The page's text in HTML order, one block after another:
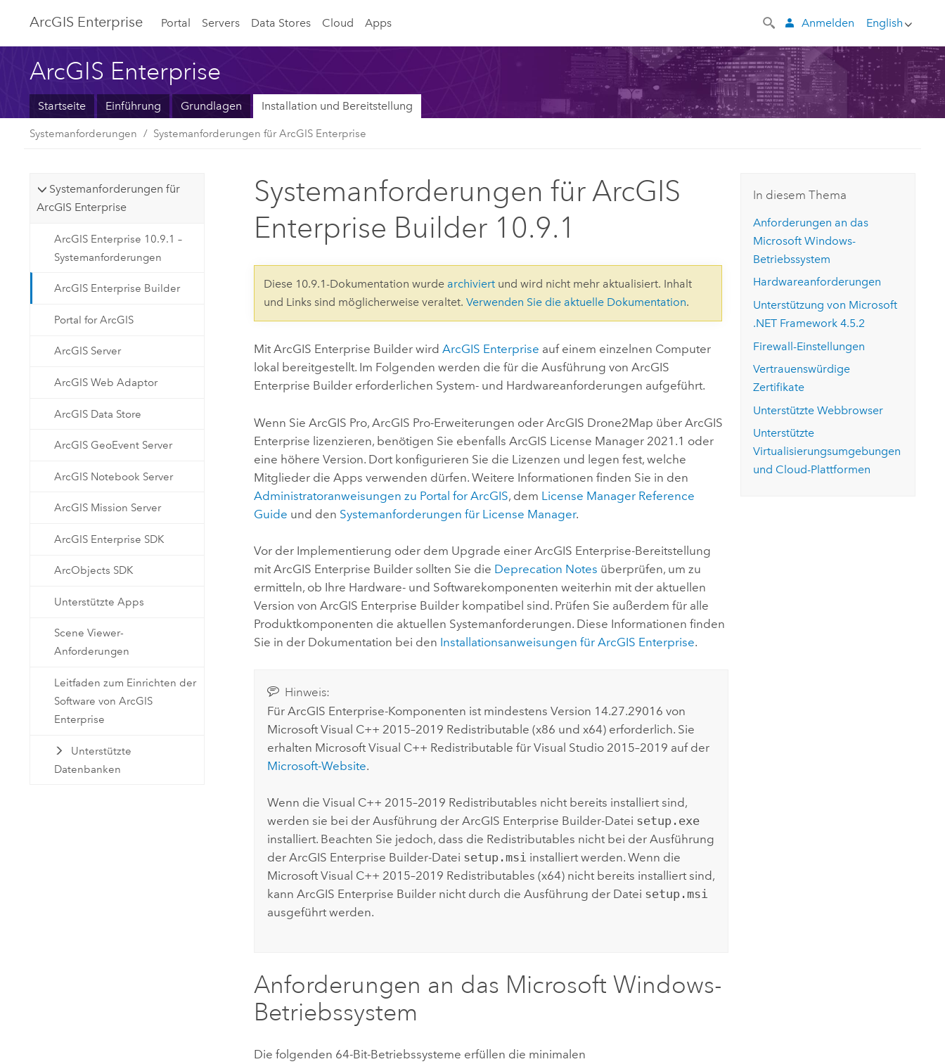
ArcGIS Enterprise Portal Servers Data Stores Cloud Apps English
Anmelden
ArcGIS Enterprise
Startseite Einführung Grundlagen Installation und Bereitstellung
Systemanforderungen Systemanforderungen für ArcGIS Enterprise
Systemanforderungen für
ArcGIS Enterprise
ArcGIS Enterprise 10.9.1 –
Systemanforderungen
ArcGIS Enterprise Builder
Portal for ArcGIS
ArcGIS Server
ArcGIS Web Adaptor
ArcGIS Data Store
ArcGIS GeoEvent Server
ArcGIS Notebook Server
ArcGIS Mission Server
ArcGIS Enterprise SDK
ArcObjects SDK
Unterstützte Apps
Scene Viewer-
Anforderungen
Leitfaden zum Einrichten der
Software von ArcGIS
Enterprise
Unterstützte
Datenbanken
Systemanforderungen für ArcGIS
Enterprise Builder 10.9.1
Diese 10.9.1-Dokumentation wurde archiviert und wird nicht mehr aktualisiert. Inhalt
und Links sind möglicherweise veraltet.Verwenden Sie die aktuelle Dokumentation.
MitArcGIS Enterprise Builder wirdArcGIS Enterprise auf einem einzelnen Computer
lokal bereitgestellt. Im Folgenden werden die für die Ausführung vonArcGIS
Enterprise Builder erforderlichen System- und Hardwareanforderungen aufgeführt.
Wenn SieArcGIS Pro,ArcGIS Pro-Erweiterungen oderArcGIS Drone2Map überArcGIS
Enterprise lizenzieren, benötigen Sie ebenfallsArcGIS License Manager 2021.1 oder
eine höhere Version. Dort konfigurieren Sie die Lizenzen und legen fest, welche
Mitglieder die Apps verwenden dürfen. Weitere Informationen finden Sie in den
Administratoranweisungen zu Portal for ArcGIS, dem License Manager Reference
Guide und den Systemanforderungen für License Manager.
Vor der Implementierung oder dem Upgrade einerArcGIS Enterprise-Bereitstellung
mitArcGIS Enterprise Builder sollten Sie die Deprecation Notes überprüfen, um zu
ermitteln, ob Ihre Hardware- und Softwarekomponenten weiterhin mit der aktuellen
Version vonArcGIS Enterprise Builder kompatibel sind. Prüfen Sie außerdem für alle
Produktkomponenten die aktuellen Systemanforderungen. Diese Informationen finden
Sie in der Dokumentation bei den Installationsanweisungen fürArcGIS Enterprise.
Hinweis:
Für ArcGIS Enterprise-Komponenten ist mindestens Version 14.27.29016 von
Microsoft Visual C++ 2015–2019 Redistributable (x86 und x64) erforderlich. Sie
erhalten Microsoft Visual C++ Redistributable für Visual Studio2015–2019 auf der
Microsoft-Website.
Wenn die Visual C++ 2015–2019 Redistributables nicht bereits installiert sind,
werden sie bei der Ausführung der ArcGIS Enterprise Builder-Datei setup.exe
installiert. Beachten Sie jedoch, dass die Redistributables nicht bei der Ausführung
der ArcGIS Enterprise Builder-Datei setup.msi installiert werden. Wenn die
Microsoft Visual C++ 2015–2019 Redistributables (x64) nicht bereits installiert sind,
kann ArcGIS Enterprise Buildernicht durch die Ausführung der Datei setup.msi
ausgeführt werden.
Anforderungen an das Microsoft Windows-
Betriebssystem
Die folgenden 64-Bit-Betriebssysteme erfüllen die minimalen
In diesem Thema
Anforderungen an das
Microsoft Windows-
Betriebssystem
Hardwareanforderungen
Unterstützung von Microsoft
.NET Framework 4.5.2
Firewall-Einstellungen
Vertrauenswürdige
Zertifikate
Unterstützte Webbrowser
Unterstützte
Virtualisierungsumgebungen
und Cloud-Plattformen